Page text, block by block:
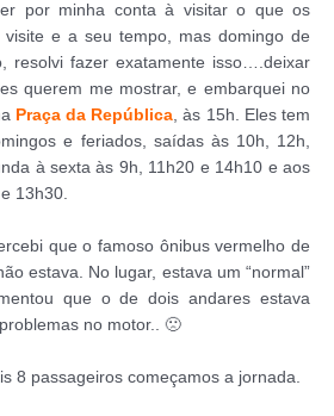
por minha conta à visitar o que os
e a seu tempo, mas domingo de
resolvi fazer exatamente isso….deixar
querem me mostrar, e embarquei no
Praça da República, às 15h. Eles tem
e feriados, saídas às 10h, 12h,
à sexta às 9h, 11h20 e 14h10 e aos
13h30.
que o famoso ônibus vermelho de
estava. No lugar, estava um “normal”
que o de dois andares estava
no motor.. 🙁
8 passageiros começamos a jornada.